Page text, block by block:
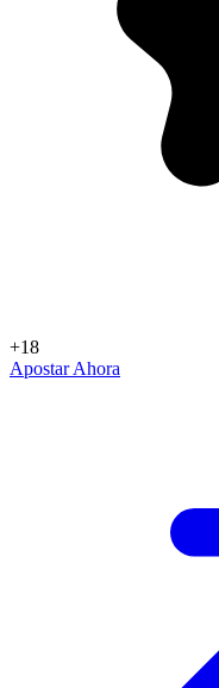
+18
Apostar Ahora